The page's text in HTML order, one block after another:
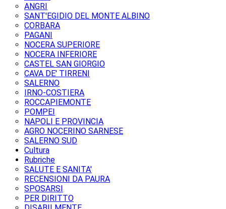
ANGRI
SANT'EGIDIO DEL MONTE ALBINO
CORBARA
PAGANI
NOCERA SUPERIORE
NOCERA INFERIORE
CASTEL SAN GIORGIO
CAVA DE' TIRRENI
SALERNO
IRNO-COSTIERA
ROCCAPIEMONTE
POMPEI
NAPOLI E PROVINCIA
AGRO NOCERINO SARNESE
SALERNO SUD
Cultura
Rubriche
SALUTE E SANITA'
RECENSIONI DA PAURA
SPOSARSI
PER DIRITTO